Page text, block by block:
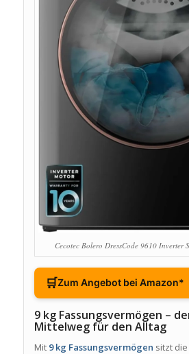
Cecotec Bolero DressCode 9610 Inverter
🛒Zum Angebot bei Amazon*
9 kg Fassungsvermögen –
Mittelweg für den Alltag
Mit 9 kg Fassungsvermögen sitzt die